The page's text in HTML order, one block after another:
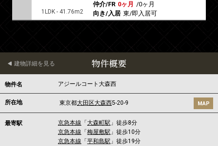
1LDK - 41.76m2
仲介/FR 0ヶ月 /0ヶ月
向き/入居 東/即入居可
物件概要
建物詳細を見る
物件名 アジールコート大森西
所在地 東京都大田区大森西5-20-9 MAP
最寄駅 京急本線 「 大森町駅 」徒歩8分
京急本線 「梅屋敷駅 」徒歩10分
京急本線 「平和島駅 」徒歩19分